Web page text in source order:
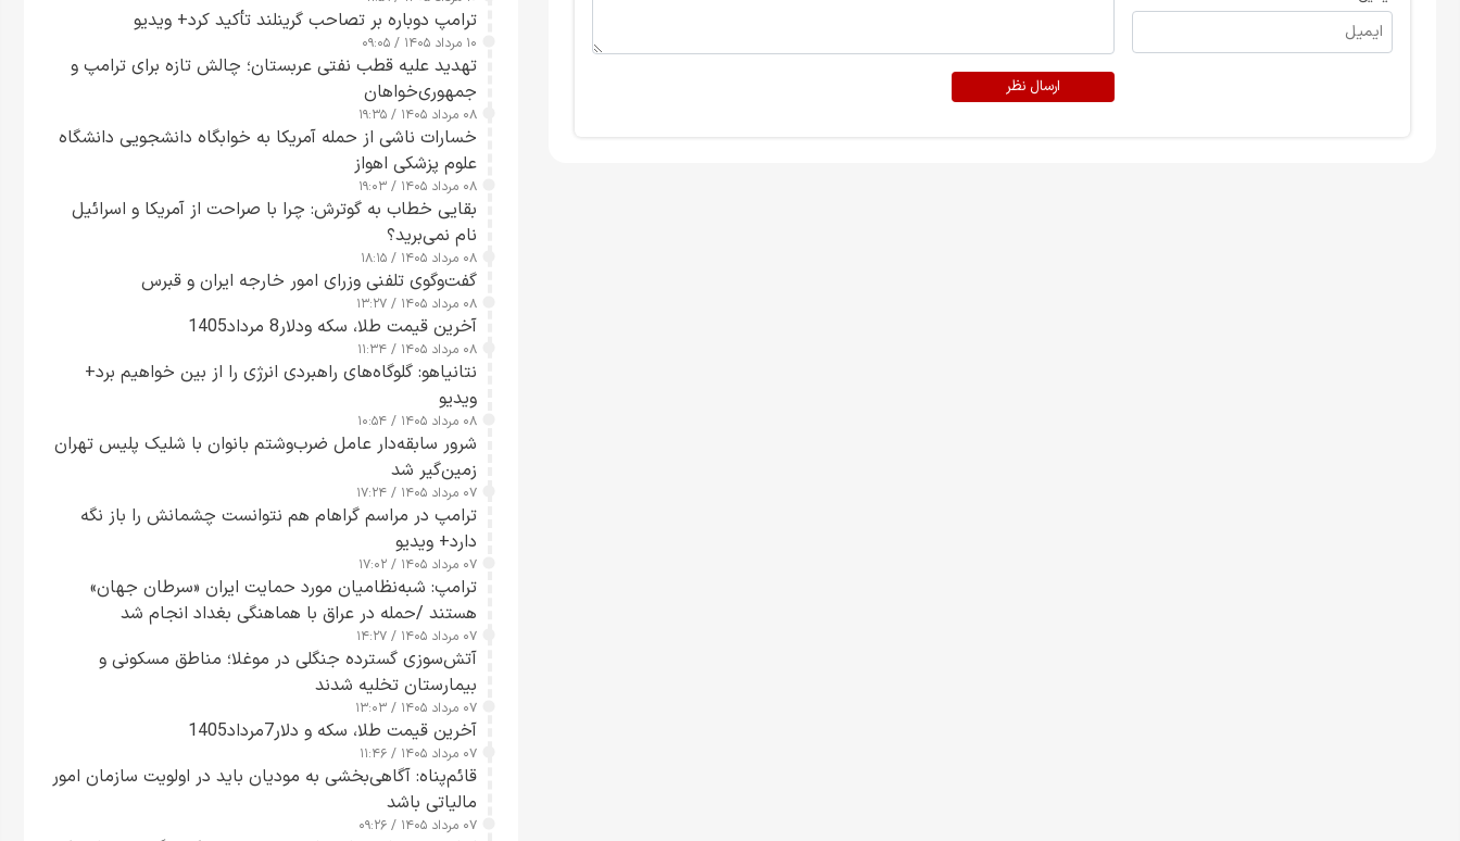
ارسال نظر
ترامپ دوباره بر تصاحب گرینلند تأکید کرد+ ویدیو
۱۰ مرداد ۱۴۰۵ / ۰۹:۰۵
تهدید علیه قطب نفتی عربستان؛ چالش تازه برای ترامپ و
جمهوری‌خواهان
۰۸ مرداد ۱۴۰۵ / ۱۹:۳۵
خسارات ناشی از حمله آمریکا به خوابگاه دانشجویی دانشگاه
علوم پزشکی اهواز
۰۸ مرداد ۱۴۰۵ / ۱۹:۰۳
بقایی خطاب به گوترش: چرا با صراحت از آمریکا و اسرائیل
نام نمی‌برید؟
۰۸ مرداد ۱۴۰۵ / ۱۸:۱۵
گفت‌وگوی تلفنی وزرای امور خارجه ایران و قبرس
۰۸ مرداد ۱۴۰۵ / ۱۳:۲۷
آخرین قیمت طلا، سکه ودلار8 مرداد1405
۰۸ مرداد ۱۴۰۵ / ۱۱:۳۴
نتانیاهو: گلوگاه‌های راهبردی انرژی را از بین خواهیم برد+
ویدیو
۰۸ مرداد ۱۴۰۵ / ۱۰:۵۴
شرور سابقه‌دار عامل ضرب‌وشتم بانوان با شلیک پلیس تهران
زمین‌گیر شد
۰۷ مرداد ۱۴۰۵ / ۱۷:۲۴
ترامپ در مراسم گراهام هم نتوانست چشمانش را باز نگه
دارد+ ویدیو
۰۷ مرداد ۱۴۰۵ / ۱۷:۰۲
ترامپ: شبه‌نظامیان مورد حمایت ایران «سرطان جهان»
هستند /حمله در عراق با هماهنگی بغداد انجام شد
۰۷ مرداد ۱۴۰۵ / ۱۴:۲۷
آتش‌سوزی گسترده جنگلی در موغلا؛ مناطق مسکونی و
بیمارستان تخلیه شدند
۰۷ مرداد ۱۴۰۵ / ۱۳:۰۳
آخرین قیمت طلا، سکه و دلار7مرداد1405
۰۷ مرداد ۱۴۰۵ / ۱۱:۴۶
قائم‌پناه: آگاهی‌بخشی به مودیان باید در اولویت سازمان امور
مالیاتی باشد
۰۷ مرداد ۱۴۰۵ / ۰۹:۲۶